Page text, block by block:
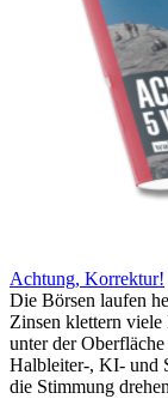
Achtung, Korrektur!
Die Börsen laufen
Zinsen klettern
unter der
Halbleiter-, KI- und
die Stimmung